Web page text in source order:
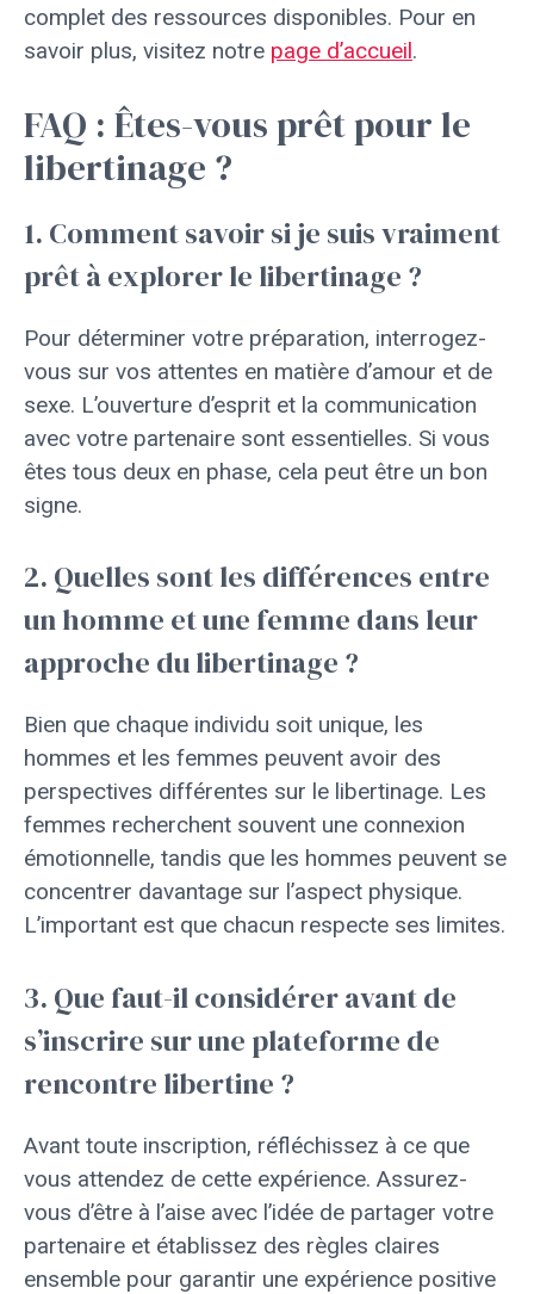
complet des ressources disponibles. Pour en
savoir plus, visitez notre page d’accueil.
FAQ : Êtes-vous prêt pour le
libertinage ?
1. Comment savoir si je suis vraiment
prêt à explorer le libertinage ?
Pour déterminer votre préparation, interrogez-
vous sur vos attentes en matière d’amour et de
sexe. L’ouverture d’esprit et la communication
avec votre partenaire sont essentielles. Si vous
êtes tous deux en phase, cela peut être un bon
signe.
2. Quelles sont les différences entre
un homme et une femme dans leur
approche du libertinage ?
Bien que chaque individu soit unique, les
hommes et les femmes peuvent avoir des
perspectives différentes sur le libertinage. Les
femmes recherchent souvent une connexion
émotionnelle, tandis que les hommes peuvent se
concentrer davantage sur l’aspect physique.
L’important est que chacun respecte ses limites.
3. Que faut-il considérer avant de
s’inscrire sur une plateforme de
rencontre libertine ?
Avant toute inscription, réfléchissez à ce que
vous attendez de cette expérience. Assurez-
vous d’être à l’aise avec l’idée de partager votre
partenaire et établissez des règles claires
ensemble pour garantir une expérience positive